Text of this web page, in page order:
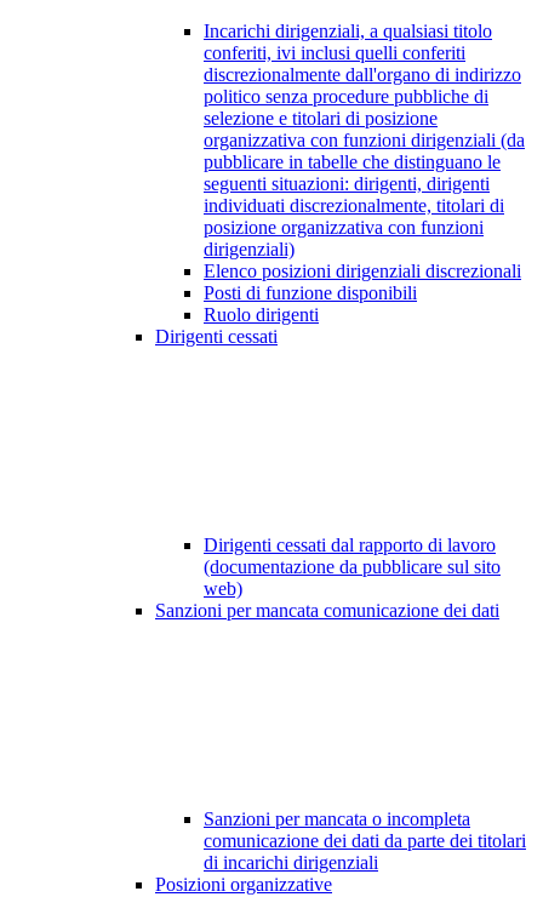
Incarichi dirigenziali, a qualsiasi titolo
conferiti, ivi inclusi quelli conferiti
discrezionalmente dall'organo di indirizzo
politico senza procedure pubbliche di
selezione e titolari di posizione
organizzativa con funzioni dirigenziali (da
pubblicare in tabelle che distinguano le
seguenti situazioni: dirigenti, dirigenti
individuati discrezionalmente, titolari di
posizione organizzativa con funzioni
dirigenziali)
Elenco posizioni dirigenziali discrezionali
Posti di funzione disponibili
Ruolo dirigenti
Dirigenti cessati
Dirigenti cessati dal rapporto di lavoro
(documentazione da pubblicare sul sito
web)
Sanzioni per mancata comunicazione dei dati
Sanzioni per mancata o incompleta
comunicazione dei dati da parte dei titolari
di incarichi dirigenziali
Posizioni organizzative